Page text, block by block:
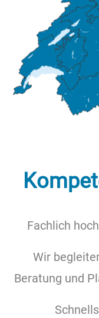
Fachlich
Wir
Beratung und